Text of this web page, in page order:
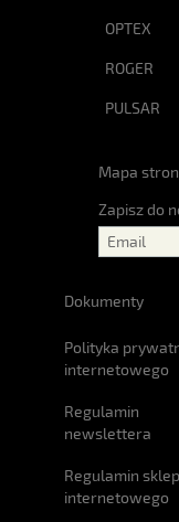
OPTEX
ROGER
PULSAR
Mapa
Zapisz do
Dokumenty
Polityka
internetowego
Regulamin
newslettera
Regulamin
internetowego